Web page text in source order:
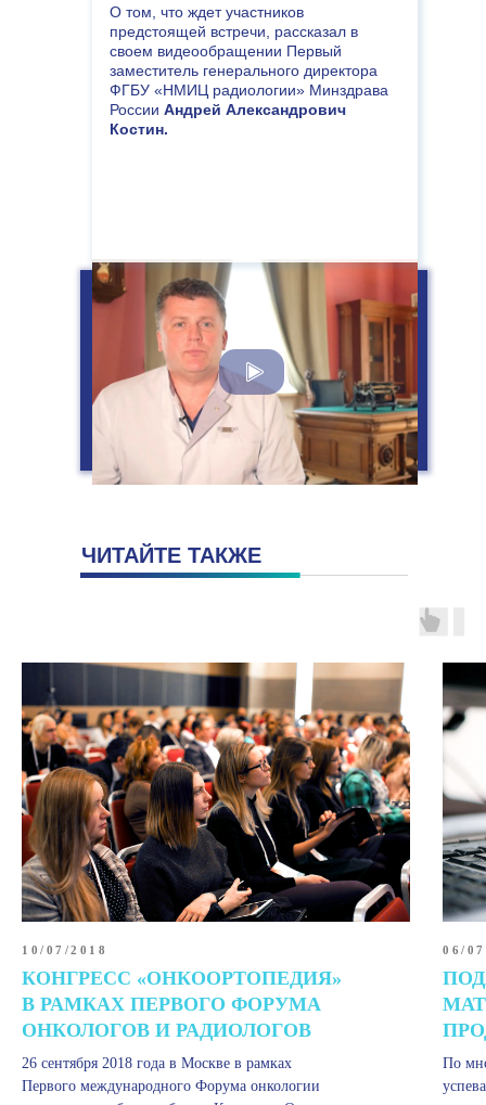
ЧИТАЙТЕ ТАКЖЕ
О том, что ждет участников
предстоящей встречи, рассказал в
своем видеообращении Первый
заместитель генерального директора
ФГБУ «НМИЦ радиологии» Минздрава
России Андрей Александрович
Костин.
10/07/2018
КОНГРЕСС «ОНКООРТОПЕДИЯ»
В РАМКАХ ПЕРВОГО ФОРУМА
ОНКОЛОГОВ И РАДИОЛОГОВ
26 сентября 2018 года в Москве в рамках
Первого международного Форума онкологии
06/
По